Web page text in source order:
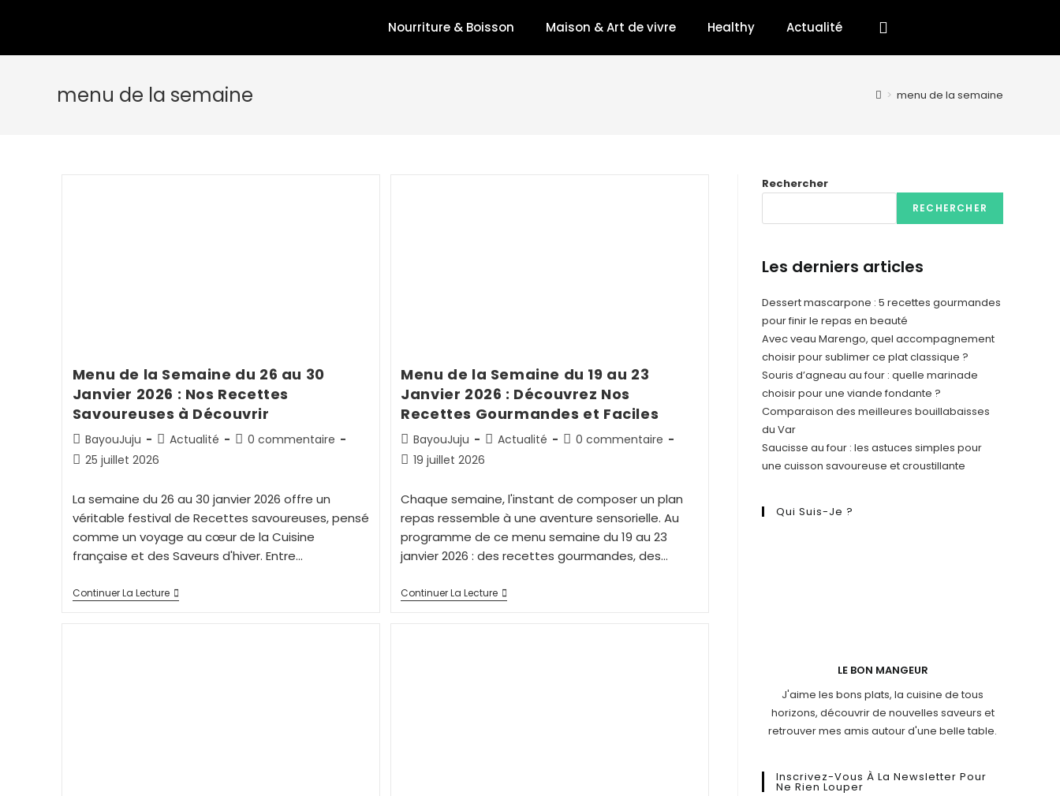
Nourriture & Boisson Maison & Art de vivre Healthy Actualité
menu de la semaine > menu de la semaine
Menu de la Semaine du 26 au 30
Janvier 2026 : Nos Recettes
Savoureuses à Découvrir
BayouJuju Actualité
0 commentaire
25 juillet 2026
La semaine du 26 au 30 janvier 2026 offre un
véritable festival de Recettes savoureuses, pensé
comme un voyage au cœur de la Cuisine
française et des Saveurs d'hiver. Entre…
Continuer La Lecture
Menu de la Semaine du 19 au 23
Janvier 2026 : Découvrez Nos
Recettes Gourmandes et Faciles
BayouJuju Actualité
0 commentaire
19 juillet 2026
Chaque semaine, l'instant de composer un plan
repas ressemble à une aventure sensorielle. Au
programme de ce menu semaine du 19 au 23
janvier 2026 : des recettes gourmandes, des…
Continuer La Lecture
Rechercher
RECHERCHER
Les derniers articles
Dessert mascarpone : 5 recettes gourmandes
pour finir le repas en beauté
Avec veau Marengo, quel accompagnement
choisir pour sublimer ce plat classique ?
Souris d’agneau au four : quelle marinade
choisir pour une viande fondante ?
Comparaison des meilleures bouillabaisses
du Var
Saucisse au four : les astuces simples pour
une cuisson savoureuse et croustillante
Qui Suis-Je ?
LE BON MANGEUR
J'aime les bons plats, la cuisine de tous
horizons, découvrir de nouvelles saveurs et
retrouver mes amis autour d'une belle table.
Inscrivez-Vous À La Newsletter Pour
Ne Rien Louper